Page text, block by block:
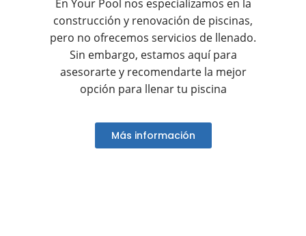
En Your Pool nos especializamos en la
construcción y renovación de piscinas,
pero no ofrecemos servicios de llenado.
Sin embargo, estamos aquí para
asesorarte y recomendarte la mejor
opción para llenar tu piscina
Más información